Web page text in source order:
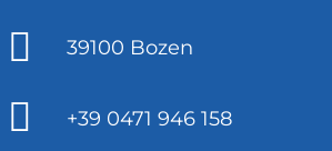
39100 Bozen
+39 0471 946 158